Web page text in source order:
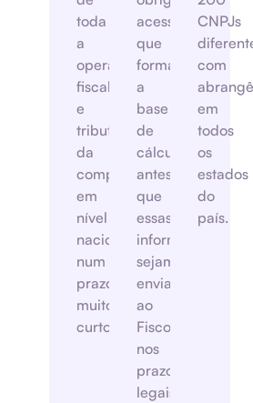
toda
a
operação
fiscal
e
tributária
da
companhia
em
nível
nacional
num
prazo
muito
curto.
acessórias
que
formam
a
base
de
cálculo
antes
que
essas
informações
sejam
enviadas
ao
Fisco
nos
prazos
legais,
CNPJs
com
em
todos
os
estados
do
país.